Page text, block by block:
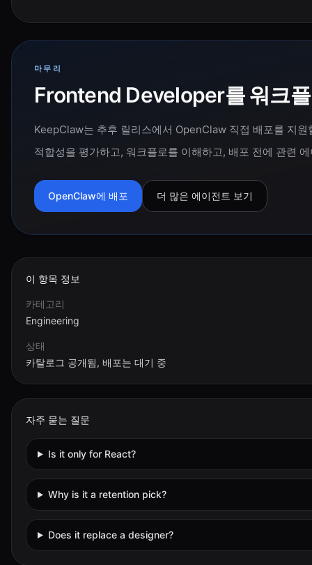
마무리
Frontend Developer를 워크
KeepClaw는 추후 릴리스에서 OpenClaw 직접 배포를 지
적합성을 평가하고, 워크플로를 이해하고, 배포 전에 관련
OpenClaw에 배포 더 많은 에이전트 보기
이 항목 정보
카테고리
Engineering
상태
카탈로그 공개됨, 배포는 대기 중
자주 묻는 질문
Is it only for React?
Why is it a retention pick?
Does it replace a designer?